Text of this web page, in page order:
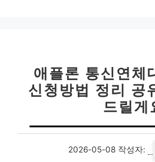
애플론 통신연체
신청방법 정리 공
드릴게
2026-05-08 작성자: